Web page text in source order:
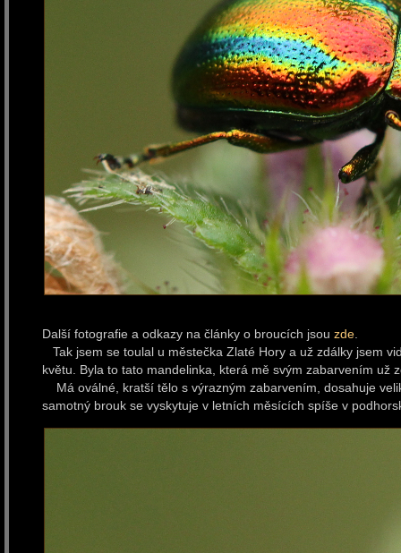
Další fotografie a odkazy na články o broucích jsou zde.
Tak jsem se toulal u městečka Zlaté Hory a už zdálky jsem
květu. Byla to tato mandelinka, která mě svým zabarvením už
Má oválné, kratší tělo s výrazným zabarvením, dosahuje
samotný brouk se vyskytuje v letních měsících spíše v